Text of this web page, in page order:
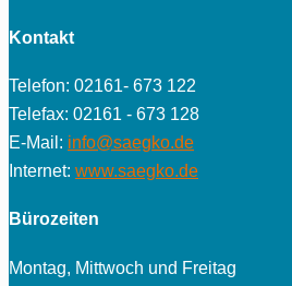
Kontakt
Telefon: 02161- 673 122
Telefax: 02161 - 673 128
E-Mail: info@saegko.de
Internet: www.saegko.de
Bürozeiten
Montag, Mittwoch und Freitag